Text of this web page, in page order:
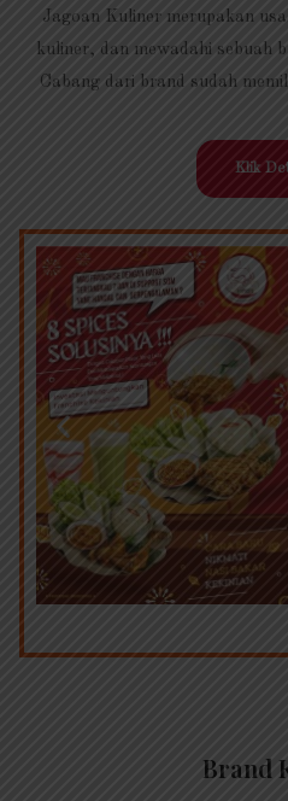
Jagoan Kuliner merupakan
kuliner, dan mewadahi sebuah
Cabang dari brand sudah
Klik
Brand